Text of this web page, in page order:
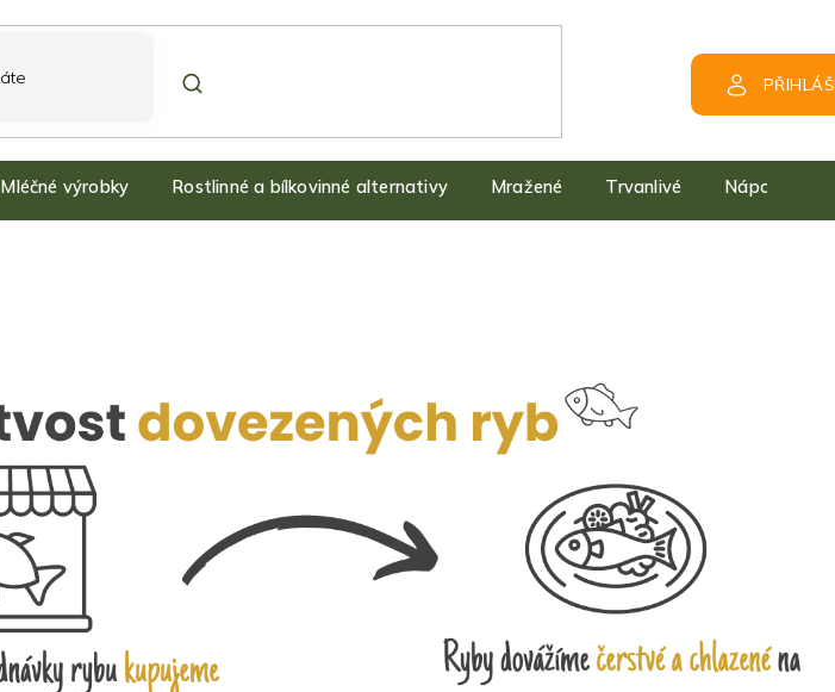
Mléčné výrobky Rostlinné a bílkovinné alternativy Mražené Trvanlivé Nápoje